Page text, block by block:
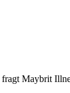
fragt Maybrit